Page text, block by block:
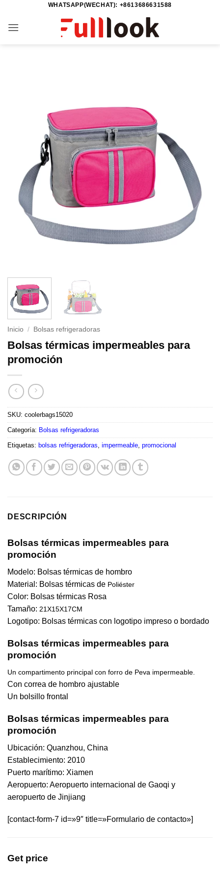
contenido
WHATSAPP(WECHAT): +8613686631588
Inicio / Bolsas refrigeradoras
Bolsas térmicas impermeables para
promoción
SKU: coolerbags15020
Categoría: Bolsas refrigeradoras
Etiquetas: bolsas refrigeradoras, impermeable, promocional
DESCRIPCIÓN
Bolsas térmicas impermeables para
promoción
Modelo: Bolsas térmicas de hombro
Material: Bolsas térmicas de Poliéster
Color: Bolsas térmicas Rosa
Tamaño: 21X15X17CM
Logotipo: Bolsas térmicas con logotipo impreso o bordado
Bolsas térmicas impermeables para
promoción
Un compartimento principal con forro de Peva impermeable.
Con correa de hombro ajustable
Un bolsillo frontal
Bolsas térmicas impermeables para
promoción
Ubicación: Quanzhou, China
Establecimiento: 2010
Puerto marítimo: Xiamen
Aeropuerto: Aeropuerto internacional de Gaoqi y
aeropuerto de Jinjiang
[contact-form-7 id=»9″ title=»Formulario de contacto»]
Get price